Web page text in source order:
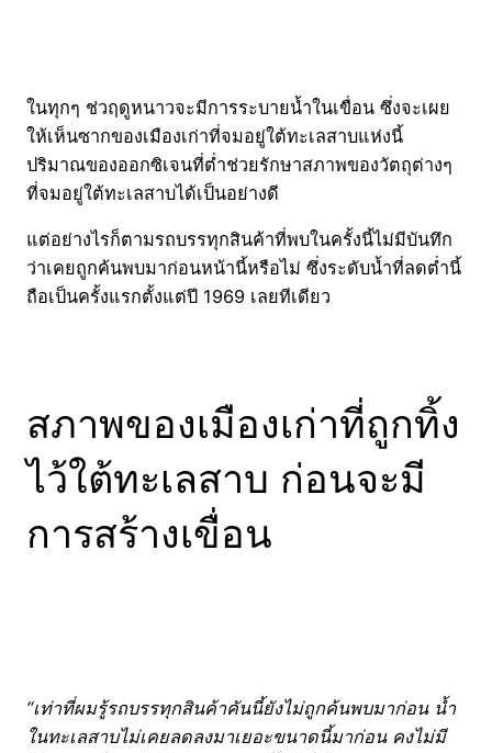
ในทุกๆ ช่วฤดูหนาวจะมีการระบายน้ำในเขื่อน ซึ่งจะเผย
ให้เห็นซากของเมืองเก่าที่จมอยู่ใต้ทะเลสาบแห่งนี้
ปริมาณของออกซิเจนที่ต่ำช่วยรักษาสภาพของวัตถุต่างๆ
ที่จมอยู่ใต้ทะเลสาบได้เป็นอย่างดี
แต่อย่างไรก็ตามรถบรรทุกสินค้าที่พบในครั้งนี้ไม่มีบันทึก
ว่าเคยถูกค้นพบมาก่อนหน้านี้หรือไม่ ซึ่งระดับน้ำที่ลดต่ำนี้
ถือเป็นครั้งแรกตั้งแต่ปี 1969 เลยทีเดียว
สภาพของเมืองเก่าที่ถูกทิ้ง
ไว้ใต้ทะเลสาบ ก่อนจะมี
การสร้างเขื่อน
“เท่าที่ผมรู้รถบรรทุกสินค้าคันนี้ยังไม่ถูกค้นพบมาก่อน น้ำ
ในทะเลสาบไม่เคยลดลงมาเยอะขนาดนี้มาก่อน คงไม่มี